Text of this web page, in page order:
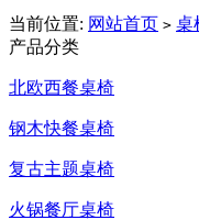
当前位置: 网站首页 > 桌
产品分类
北欧西餐桌椅
钢木快餐桌椅
复古主题桌椅
火锅餐厅桌椅